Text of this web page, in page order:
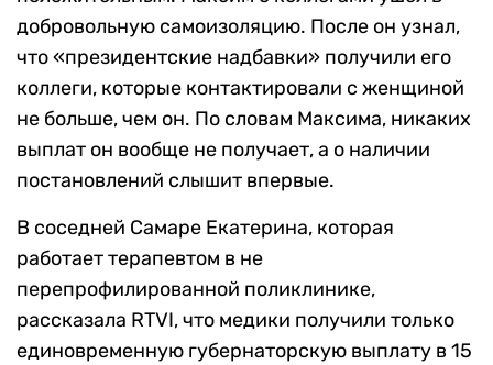
добровольную самоизоляцию. После он узнал,
что «президентские надбавки» получили его
коллеги, которые контактировали с женщиной
не больше, чем он. По словам Максима, никаких
выплат он вообще не получает, а о наличии
постановлений слышит впервые.
В соседней Самаре Екатерина, которая
работает терапевтом в не
перепрофилированной поликлинике,
рассказала RTVI, что медики получили только
единовременную губернаторскую выплату в 15